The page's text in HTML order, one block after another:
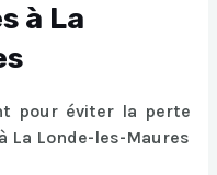
à La
pour éviter la perte
La Londe-les-Maures